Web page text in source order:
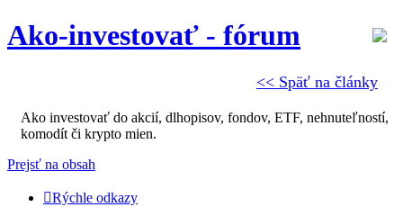
<< Späť na články
Ako-investovať - fórum
Ako investovať do akcií, dlhopisov, fondov, ETF, nehnuteľností,
komodít či krypto mien.
Prejsť na obsah
Rýchle odkazy